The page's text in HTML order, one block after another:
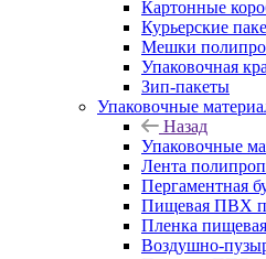
Картонные
Курьерские
Мешки
Упаковочная
Зип-пакеты
Упаковочные
Назад
Упаковочные
Лента
Пергаментная
Пищевая ПВХ
Пленка
Воздушно-